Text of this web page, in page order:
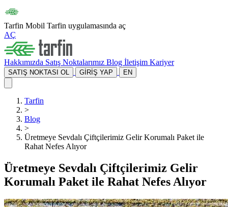
Tarfin Mobil Tarfin uygulamasında aç
AÇ
Hakkımızda Satış Noktalarımız Blog İletişim Kariyer
SATIŞ NOKTASI OL GİRİŞ YAP EN
Tarfin
>
Blog
>
Üretmeye Sevdalı Çiftçilerimiz Gelir Korumalı Paket ile
Rahat Nefes Alıyor
Üretmeye Sevdalı Çiftçilerimiz Gelir
Korumalı Paket ile Rahat Nefes Alıyor